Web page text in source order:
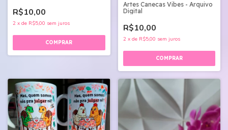
R$10,00
2 x de R$5,00 sem juros
Artes Canecas Vibes - Arquivo
Digital
R$10,00
2 x de R$5,00 sem juros